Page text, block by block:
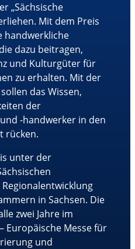
„Sächsische
Mit dem Preis
handwerkliche
dazu beitragen,
und Kulturgüter für
zu erhalten. Mit der
das Wissen,
der
-handwerker in den
rücken.
unter der
in Sachsen. Die
zwei Jahre im
Europäische Messe für
und